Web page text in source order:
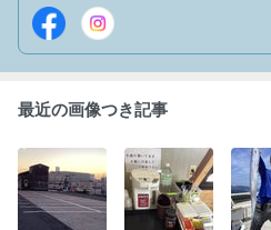
最近の画像つき記事